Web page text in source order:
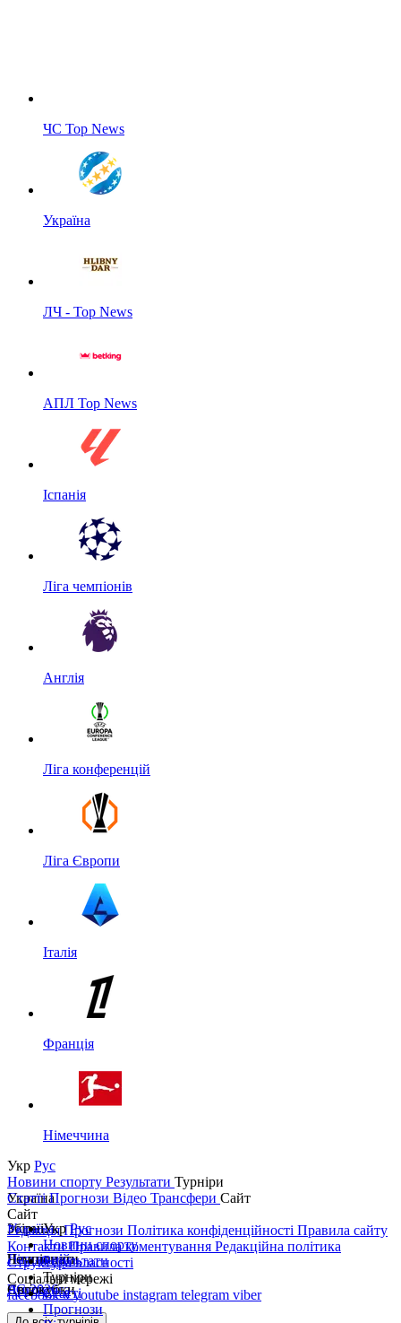
ЧС Top News
Україна
ЛЧ - Top News
АПЛ Top News
Іспанія
Ліга чемпіонів
Англія
Ліга конференцій
Ліга Європи
Італія
Франція
Німеччина
Укр Рус
Новини спорту Результати Турніри
Україна
Україна
Перша ліга
Друга ліга
Кубок України
Збірні
Ліга націй
ЧС 2026
Чемпіонати
Англія
Іспанія
Єврокубки
Ліга чемпіонів
СтаттіПрогнози Відео Трансфери Сайт
Сайт
РедакціяПрогнози Політика конфіденційності Правила сайту
КонтактиПравила коментування Редакційна політика
Структура власності
Соціальні мережі
facebookxyoutube instagram telegram viber
УкрРус
Новини спорту
Результати
Турніри
Статті
Прогнози